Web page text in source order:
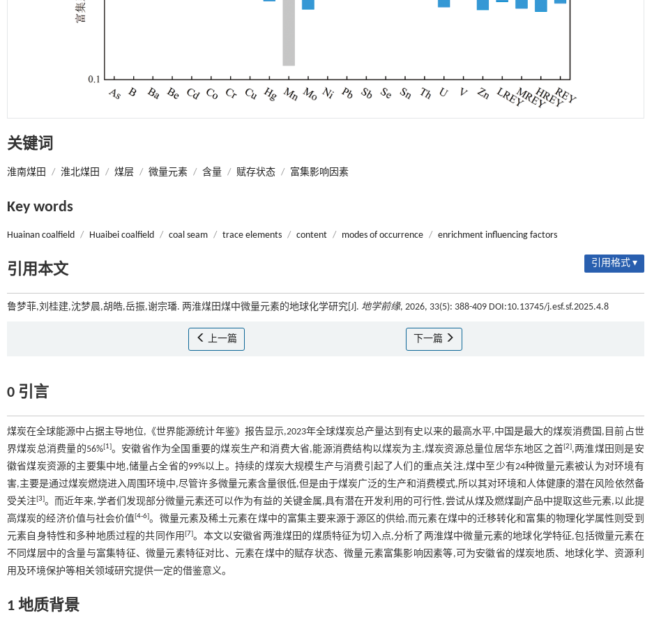
关键词
淮南煤田 / 淮北煤田 / 煤层 / 微量元素 / 含量 / 赋存状态 / 富集影响因素
Key words
Huainan coalfield / Huaibei coalfield / coal seam / trace elements / content / modes of occurrence / enrichment influencing factors
引用本文 引用格式 ▾
鲁梦菲,刘桂建,沈梦晨,胡皓,岳振,谢宗璠. 两淮煤田煤中微量元素的地球化学研究[J]. 地学前缘, 2026, 33(5): 388-409 DOI:10.13745/j.esf.sf.2025.4.8
上一篇 下一篇
0 引言
煤炭在全球能源中占据主导地位,《世界能源统计年鉴》报告显示,2023年全球煤炭总产量达到有史以来的最高水平,中国是最大的煤炭消费国,目前占世
界煤炭总消费量的56%[1]。安徽省作为全国重要的煤炭生产和消费大省,能源消费结构以煤炭为主,煤炭资源总量位居华东地区之首[2],两淮煤田则是安
徽省煤炭资源的主要集中地,储量占全省的99%以上。持续的煤炭大规模生产与消费引起了人们的重点关注,煤中至少有24种微量元素被认为对环境有
害,主要是通过煤炭燃烧进入周围环境中,尽管许多微量元素含量很低,但是由于煤炭广泛的生产和消费模式,所以其对环境和人体健康的潜在风险依然备
受关注[3]。而近年来,学者们发现部分微量元素还可以作为有益的关键金属,具有潜在开发利用的可行性,尝试从煤及燃煤副产品中提取这些元素,以此提
高煤炭的经济价值与社会价值[4-6]。微量元素及稀土元素在煤中的富集主要来源于源区的供给,而元素在煤中的迁移转化和富集的物理化学属性则受到
元素自身特性和多种地质过程的共同作用[7]。本文以安徽省两淮煤田的煤质特征为切入点,分析了两淮煤中微量元素的地球化学特征,包括微量元素在
不同煤层中的含量与富集特征、微量元素特征对比、元素在煤中的赋存状态、微量元素富集影响因素等,可为安徽省的煤炭地质、地球化学、资源利
用及环境保护等相关领域研究提供一定的借鉴意义。
1 地质背景